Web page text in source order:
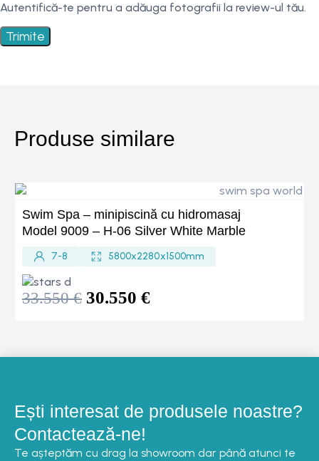
Autentifică-te pentru a adăuga fotografii la review-ul tău.
Produse similare
Swim Spa – minipiscină cu hidromasaj
Model 9009 – H-06 Silver White Marble
7-8 5800 x 2280 x 1500 mm
33.550€ 30.550 €
Ești interesat de produsele noastre?
Contactează-ne!
Te așteptăm cu drag la showroom dar până atunci te